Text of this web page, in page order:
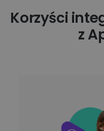
Korzyści
z